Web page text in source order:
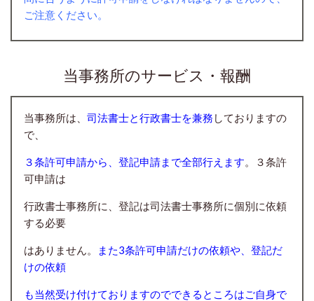
ご注意ください。
当事務所のサービス・報酬
当事務所は、 司法書士と行政書士を兼務 しておりますの
で、
３条許可申請から、登記申請まで全部行えます。３条許
可申請は
行政書士事務所に、登記は司法書士事務所に個別に依頼
する必要
はありません。
また3条許可申請だけの依頼や、登記だ
けの依頼
も当然受け付けておりますのでできるところはご自身で